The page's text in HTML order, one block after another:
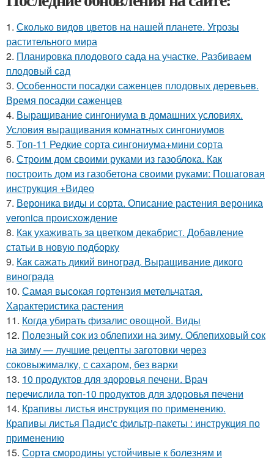
1. Сколько видов цветов на нашей планете. Угрозы
растительного мира
2. Планировка плодового сада на участке. Разбиваем
плодовый сад
3. Особенности посадки саженцев плодовых деревьев.
Время посадки саженцев
4. Выращивание сингониума в домашних условиях.
Условия выращивания комнатных сингониумов
5. Топ-11 Редкие сорта сингониума+мини сорта
6. Строим дом своими руками из газоблока. Как
построить дом из газобетона своими руками: Пошаговая
инструкция +Видео
7. Вероника виды и сорта. Описание растения вероника
veronica происхождение
8. Как ухаживать за цветком декабрист. Добавление
статьи в новую подборку
9. Как сажать дикий виноград. Выращивание дикого
винограда
10. Самая высокая гортензия метельчатая.
Характеристика растения
11. Когда убирать физалис овощной. Виды
12. Полезный сок из облепихи на зиму. Облепиховый сок
на зиму — лучшие рецепты заготовки через
соковыжималку, с сахаром, без варки
13. 10 продуктов для здоровья печени. Врач
перечислила топ-10 продуктов для здоровья печени
14. Крапивы листья инструкция по применению.
Крапивы листья Падис'с фильтр-пакеты : инструкция по
применению
15. Сорта смородины устойчивые к болезням и